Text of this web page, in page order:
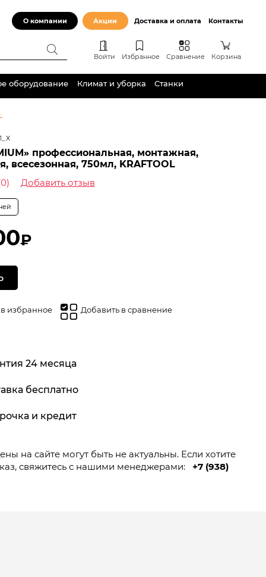
О компании Акции Доставка и оплата Контакты
Войти Избранное Сравнение Корзина
оборудование Климат и уборка Станки
профессиональная, монтажная,
всесезонная, 750мл, KRAFTOOL
Добавить отзыв
₽
избранное Добавить в сравнение
24 месяца
бесплатно
и кредит
на сайте могут быть не актуальны. Если хотите
свяжитесь с нашими менеджерами:
+7 (938)